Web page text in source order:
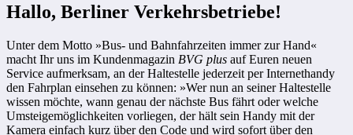
Hallo, Berliner Verkehrsbetriebe!
Unter dem Motto »Bus- und Bahnfahrzeiten immer zur Hand«
macht Ihr uns im Kundenmagazin BVG plus auf Euren neuen
Service aufmerksam, an der Haltestelle jederzeit per Internethandy
den Fahrplan einsehen zu können: »Wer nun an seiner Haltestelle
wissen möchte, wann genau der nächste Bus fährt oder welche
Umsteigemöglichkeiten vorliegen, der hält sein Handy mit der
Kamera einfach kurz über den Code und wird sofort über den